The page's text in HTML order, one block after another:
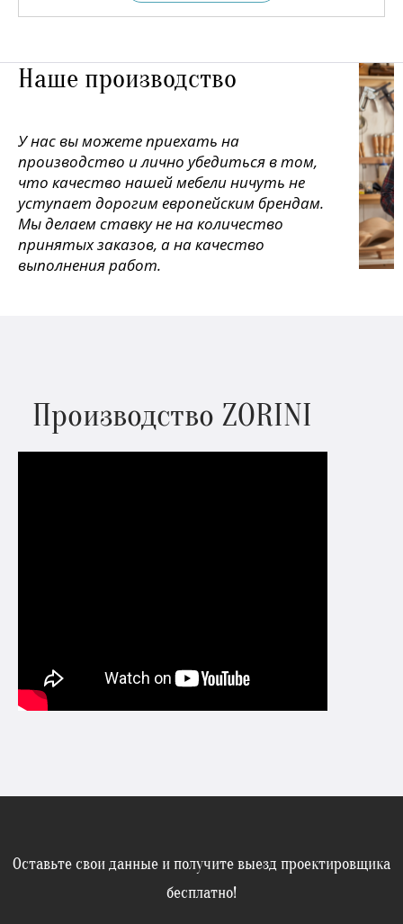
Наше производство
У нас вы можете приехать на
производство и лично убедиться в том,
что качество нашей мебели ничуть не
уступает дорогим европейским брендам.
Мы делаем ставку не на количество
принятых заказов, а на качество
выполнения работ.
Производство ZORINI
Оставьте свои данные и получите выезд проектировщика
бесплатно!